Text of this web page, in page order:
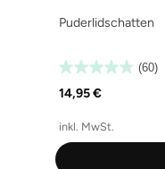
Puderlidschatten
(60)
14,95 €
inkl. MwSt.